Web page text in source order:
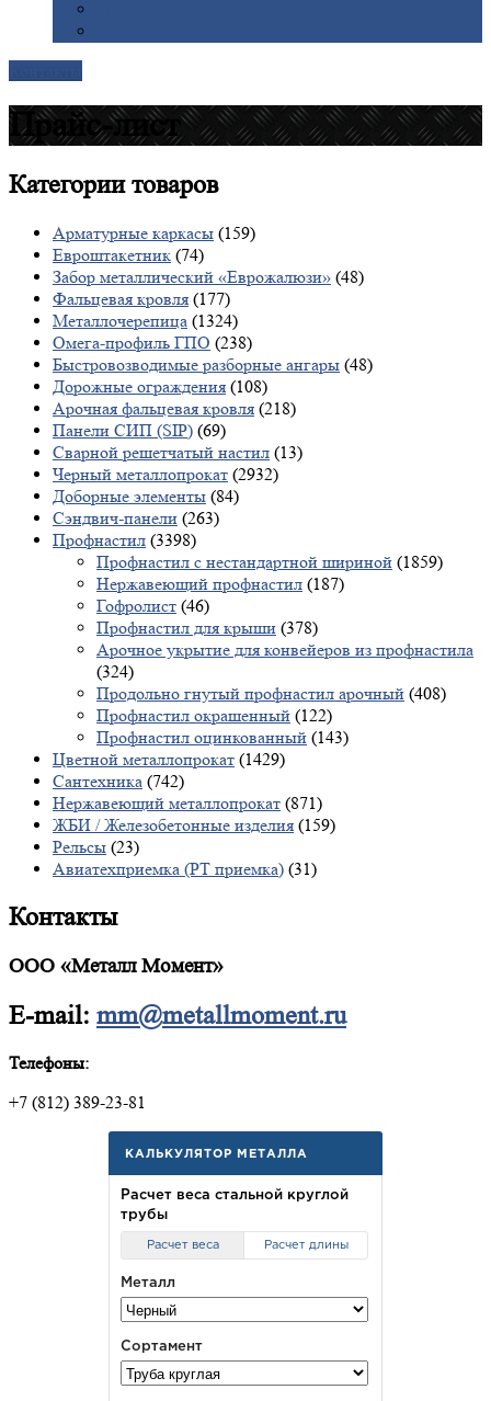
Прайс-лист
Категориитоваров
Арматурные каркасы (159)
Евроштакетник (74)
Забор металлический «Еврожалюзи» (48)
Фальцевая кровля (177)
Металлочерепица (1324)
Омега-профиль ГПО (238)
Быстровозводимые разборные ангары (48)
Дорожные ограждения (108)
Арочная фальцевая кровля (218)
Панели СИП (SIP) (69)
Сварной решетчатый настил (13)
Черный металлопрокат (2932)
Доборные элементы (84)
Сэндвич-панели (263)
Профнастил (3398)
Профнастил с нестандартной шириной (1859)
Нержавеющий профнастил (187)
Гофролист (46)
Профнастил для крыши (378)
Арочное укрытие для конвейеров из профнастила
(324)
Продольно гнутый профнастил арочный (408)
Профнастил окрашенный (122)
Профнастил оцинкованный (143)
Цветной металлопрокат (1429)
Сантехника (742)
Нержавеющий металлопрокат (871)
ЖБИ / Железобетонные изделия (159)
Рельсы (23)
Авиатехприемка (РТ приемка) (31)
Контакты
ООО «Металл Момент»
E-mail: mm@metallmoment.ru
Телефоны:
+7 (812) 389-23-81